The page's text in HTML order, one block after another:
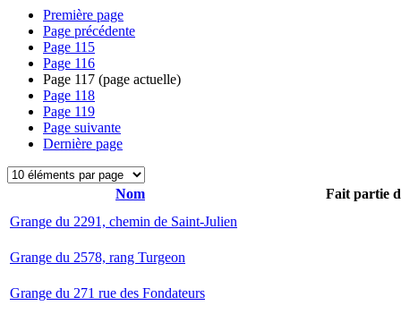
Première page
Page précédente
Page 115
Page 116
Page 117 (page actuelle)
Page 118
Page 119
Page suivante
Dernière page
Nom
Fait partie
Grange du 2291, chemin de Saint-Julien
Grange du 2578, rang Turgeon
Grange du 271 rue des Fondateurs